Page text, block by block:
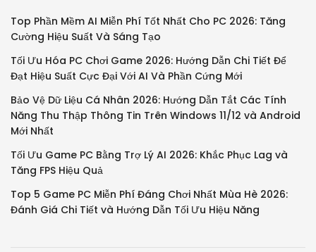
Top Phần Mềm AI Miễn Phí Tốt Nhất Cho PC 2026: Tăng
Cường Hiệu Suất Và Sáng Tạo
Tối Ưu Hóa PC Chơi Game 2026: Hướng Dẫn Chi Tiết Để
Đạt Hiệu Suất Cực Đại Với AI Và Phần Cứng Mới
Bảo Vệ Dữ Liệu Cá Nhân 2026: Hướng Dẫn Tắt Các Tính
Năng Thu Thập Thông Tin Trên Windows 11/12 và Android
Mới Nhất
Tối Ưu Game PC Bằng Trợ Lý AI 2026: Khắc Phục Lag và
Tăng FPS Hiệu Quả
Top 5 Game PC Miễn Phí Đáng Chơi Nhất Mùa Hè 2026:
Đánh Giá Chi Tiết và Hướng Dẫn Tối Ưu Hiệu Năng